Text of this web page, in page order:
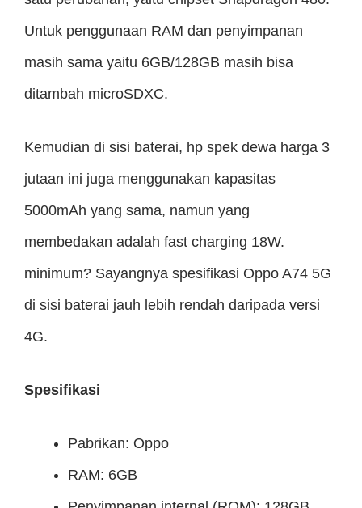
Untuk penggunaan RAM dan penyimpanan
masih sama yaitu 6GB/128GB masih bisa
ditambah microSDXC.
Kemudian di sisi baterai, hp spek dewa harga 3
jutaan ini juga menggunakan kapasitas
5000mAh yang sama, namun yang
membedakan adalah fast charging 18W.
minimum? Sayangnya spesifikasi Oppo A74 5G
di sisi baterai jauh lebih rendah daripada versi
4G.
Spesifikasi
Pabrikan: Oppo
RAM: 6GB